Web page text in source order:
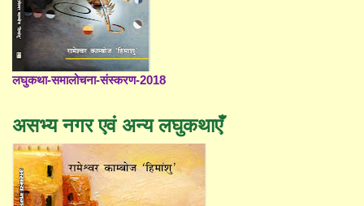
लघुकथा-समालोचना-संस्करण-2018
असभ्य नगर एवं अन्य लघुकथाएँ